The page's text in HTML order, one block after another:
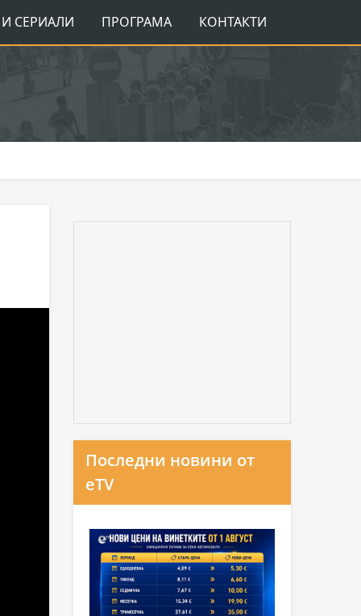
СЕРИАЛИ ПРОГРАМА КОНТАКТИ
Последни новини от
eTV